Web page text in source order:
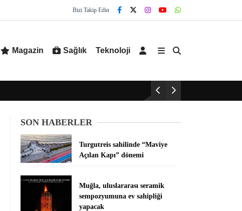
Bizi Takip Edin
Magazin Sağlık Teknoloji
SON HABERLER
Turgutreis sahilinde “Maviye
Açılan Kapı” dönemi
Muğla, uluslararası seramik
sempozyumuna ev sahipliği
yapacak